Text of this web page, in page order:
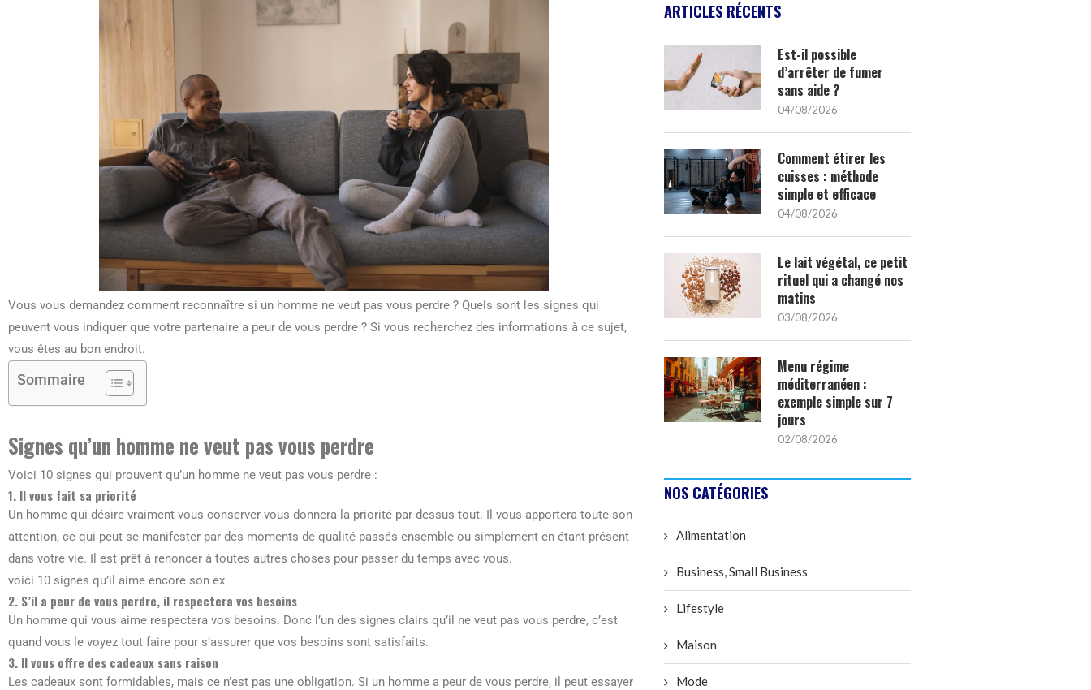
Vous vous demandez comment reconnaître si un homme ne veut pas vous perdre ? Quels sont les signes qui
peuvent vous indiquer que votre partenaire a peur de vous perdre ? Si vous recherchez des informations à ce sujet,
vous êtes au bon endroit.
Sommaire
Signes qu’un homme ne veut pas vous perdre
Voici 10 signes qui prouvent qu’un homme ne veut pas vous perdre :
1. Il vous fait sa priorité
Un homme qui désire vraiment vous conserver vous donnera la priorité par-dessus tout. Il vous apportera toute son
attention, ce qui peut se manifester par des moments de qualité passés ensemble ou simplement en étant présent
dans votre vie. Il est prêt à renoncer à toutes autres choses pour passer du temps avec vous.
voici 10 signes qu’il aime encore son ex
2. S’il a peur de vous perdre, il respectera vos besoins
Un homme qui vous aime respectera vos besoins. Donc l’un des signes clairs qu’il ne veut pas vous perdre, c’est
quand vous le voyez tout faire pour s’assurer que vos besoins sont satisfaits.
3. Il vous offre des cadeaux sans raison
Les cadeaux sont formidables, mais ce n’est pas une obligation. Si un homme a peur de vous perdre, il peut essayer
ARTICLES RÉCENTS
Est-il possible
d’arrêter de fumer
sans aide ?
04/08/2026
Comment étirer les
cuisses : méthode
simple et efficace
04/08/2026
Le lait végétal, ce petit
rituel qui a changé nos
matins
03/08/2026
Menu régime
méditerranéen :
exemple simple sur 7
jours
02/08/2026
NOS CATÉGORIES
Alimentation
Business, Small Business
Lifestyle
Maison
Mode